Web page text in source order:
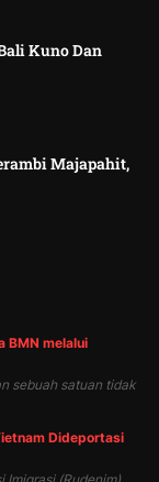
Kuno Dan
Majapahit,
BMN melalui
sebuah satuan tidak
Dideportasi